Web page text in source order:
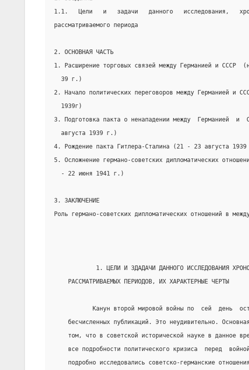
1.1.   Цели   и   задачи   данного   исследования,
рассматриваемого периода
2. ОСНОВНАЯ ЧАСТЬ
1. Расширение торговых связей между Германией и СССР
  39 г.)
2. Начало политических переговоров между Германией и
  1939г)
3. Подготовка пакта о ненападении между  Германией
  августа 1939 г.)
4. Рождение пакта Гитлера-Сталина (21 - 23 августа
5. Осложнение германо-советских дипломатических
  - 22 июня 1941 г.)
3. ЗАКЛЮЧЕНИЕ
Роль германо-советских дипломатических отношений в
1. ЦЕЛИ И ЗДАДАЧИ ДАННОГО ИССЛЕДОВАНИЯ
    РАССМАТРИВАЕМЫХ ПЕРИОДОВ, ИХ ХАРАКТЕРНЫЕ ЧЕРТЫ
Канун второй мировой войны по  сей  день
бесчисленных публикаций. Это неудивительно.
том, что в советской исторической науке в данное
все подробности политического кризиса  перед
подробно исследовались советско-германские